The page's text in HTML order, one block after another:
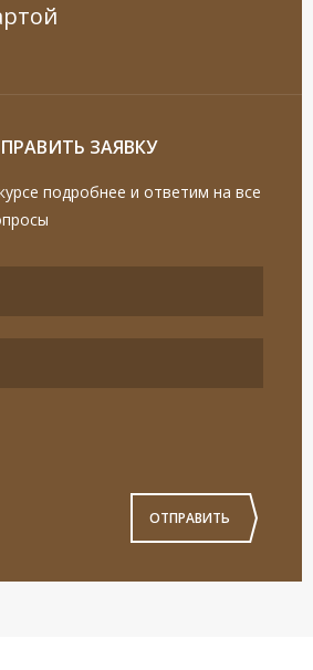
ЗАЯВКУ
подробнее и ответим на все
ОТПРАВИТЬ